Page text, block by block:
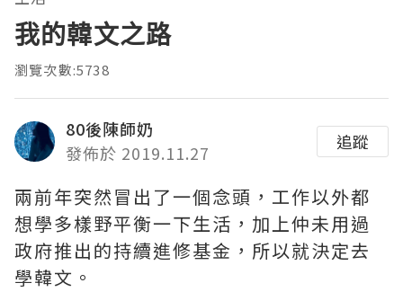
我的韓文之路
瀏覽次數:5738
80後陳師奶
發佈於 2019.11.27
追蹤
兩前年突然冒出了一個念頭，工作以外都
想學多樣野平衡一下生活，加上仲未用過
政府推出的持續進修基金，所以就決定去
學韓文。